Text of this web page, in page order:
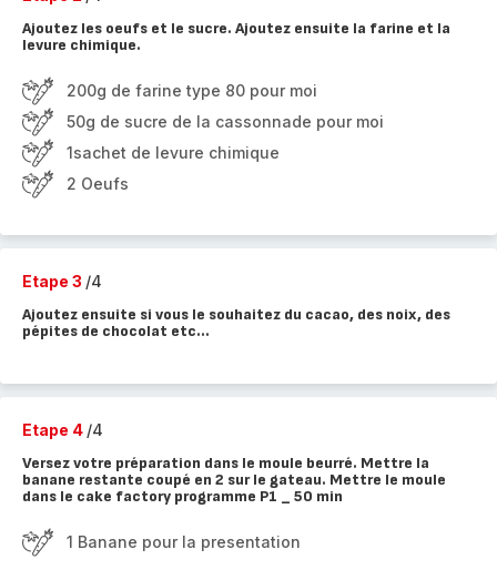
Ajoutez les oeufs et le sucre. Ajoutez ensuite la farine et la
levure chimique.
200g de farine type 80 pour moi
50g de sucre de la cassonnade pour moi
1sachet de levure chimique
2 Oeufs
Etape 3 /4
Ajoutez ensuite si vous le souhaitez du cacao, des noix, des
pépites de chocolat etc...
Etape 4 /4
Versez votre préparation dans le moule beurré. Mettre la
banane restante coupé en 2 sur le gateau. Mettre le moule
dans le cake factory programme P1 _ 50 min
1 Banane pour la presentation